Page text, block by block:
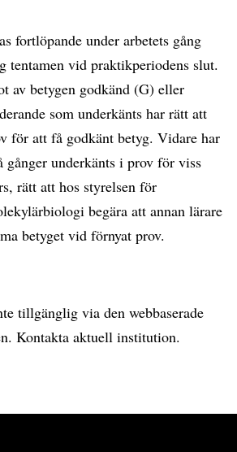
fortlöpande under arbetets gång
tentamen vid praktikperiodens slut.
av betygen godkänd (G) eller
som underkänts har rätt att
för att få godkänt betyg. Vidare har
gånger underkänts i prov för viss
rätt att hos styrelsen för
begära att annan lärare
betyget vid förnyat prov.
tillgänglig via den webbaserade
Kontakta aktuell institution.